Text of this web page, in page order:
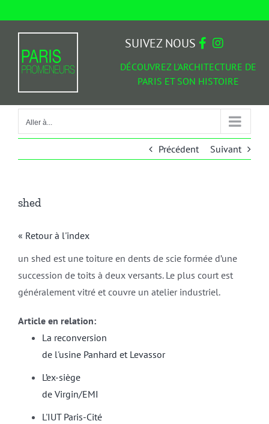
Aller à...
DÉCOUVREZ L'ARCHITECTURE DE
PARIS ET SON HISTOIRE
SUIVEZ NOUS
Aller à...
Précédent Suivant
shed
« Retour à l'index
un shed est une toiture en dents de scie formée d’une
succession de toits à deux versants. Le plus court est
généralement vitré et couvre un atelier industriel.
Article en relation:
La reconversion
de l'usine Panhard et Levassor
L’ex-siège
de Virgin/EMI
L'IUT Paris-Cité